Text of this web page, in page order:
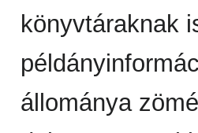
könyvtáraknak
állománya